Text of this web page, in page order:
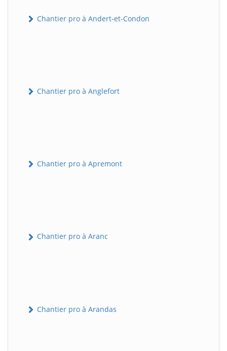
Chantier pro à Andert-et-Condon
Chantier pro à Anglefort
Chantier pro à Apremont
Chantier pro à Aranc
Chantier pro à Arandas